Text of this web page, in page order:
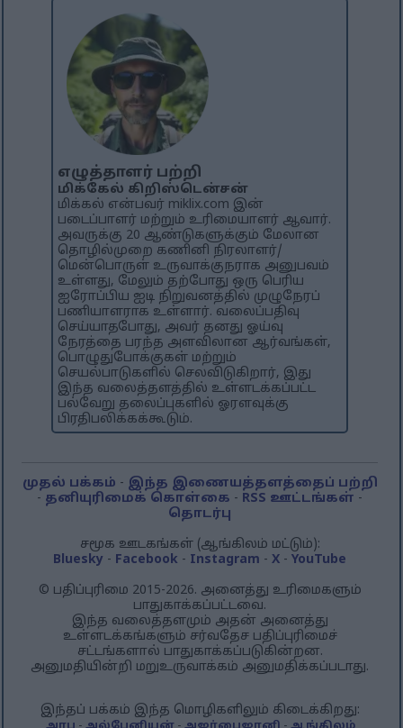
எழுத்தாளர் பற்றி
மிக்கேல் கிறிஸ்டென்சன்
மிக்கல் என்பவர் miklix.com இன்
படைப்பாளர் மற்றும் உரிமையாளர் ஆவார்.
அவருக்கு 20 ஆண்டுகளுக்கும் மேலான
தொழில்முறை கணினி நிரலாளர்/
மென்பொருள் உருவாக்குநராக அனுபவம்
உள்ளது, மேலும் தற்போது ஒரு பெரிய
ஐரோப்பிய ஐடி நிறுவனத்தில் முழுநேரப்
பணியாளராக உள்ளார். வலைப்பதிவு
செய்யாதபோது, ​​அவர் தனது ஓய்வு
நேரத்தை பரந்த அளவிலான ஆர்வங்கள்,
பொழுதுபோக்குகள் மற்றும்
செயல்பாடுகளில் செலவிடுகிறார், இது
இந்த வலைத்தளத்தில் உள்ளடக்கப்பட்ட
பல்வேறு தலைப்புகளில் ஓரளவுக்கு
பிரதிபலிக்கக்கூடும்.
முதல் பக்கம் - இந்த இணையத்தளத்தைப் பற்றி
- தனியுரிமைக் கொள்கை - RSS ஊட்டங்கள் -
தொடர்பு
சமூக ஊடகங்கள் (ஆங்கிலம் மட்டும்):
Bluesky - Facebook - Instagram -X -YouTube
© பதிப்புரிமை 2015-2026. அனைத்து உரிமைகளும்
பாதுகாக்கப்பட்டவை.
இந்த வலைத்தளமும் அதன் அனைத்து
உள்ளடக்கங்களும் சர்வதேச பதிப்புரிமைச்
சட்டங்களால் பாதுகாக்கப்படுகின்றன.
அனுமதியின்றி மறுஉருவாக்கம் அனுமதிக்கப்படாது.
இந்தப் பக்கம் இந்த மொழிகளிலும் கிடைக்கிறது: